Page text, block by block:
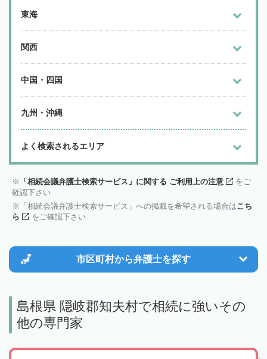
東海
関西
中国・四国
九州・沖縄
よく検索されるエリア
「相続会議弁護士検索サービス」に関する ご利用上の注意
をご
確認下さい
「相続会議弁護士検索サービス」への掲載を希望される場合はこち
ら
をご確認下さい
市区町村から弁護士を探す
島根県 隠岐郡知夫村で相続に強いその
他の専門家